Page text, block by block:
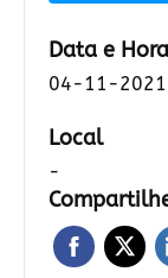
Data e Hora
04-11-2021
Local
-